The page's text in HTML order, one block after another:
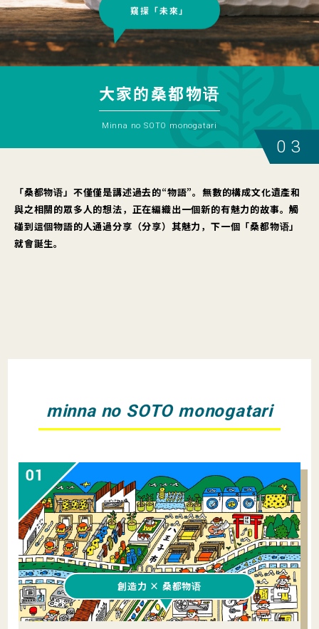
窺探「未來」
大家的桑都物语
Minna no SOTO monogatari
03
「桑都物语」不僅僅是講述過去的“物語”。無數的構成文化遺產和
與之相關的眾多人的想法，正在編織出一個新的有魅力的故事。觸
碰到這個物語的人通過分享（分享）其魅力，下一個「桑都物语」
就會誕生。
minna no SOTO monogatari
創造力 × 桑都物语